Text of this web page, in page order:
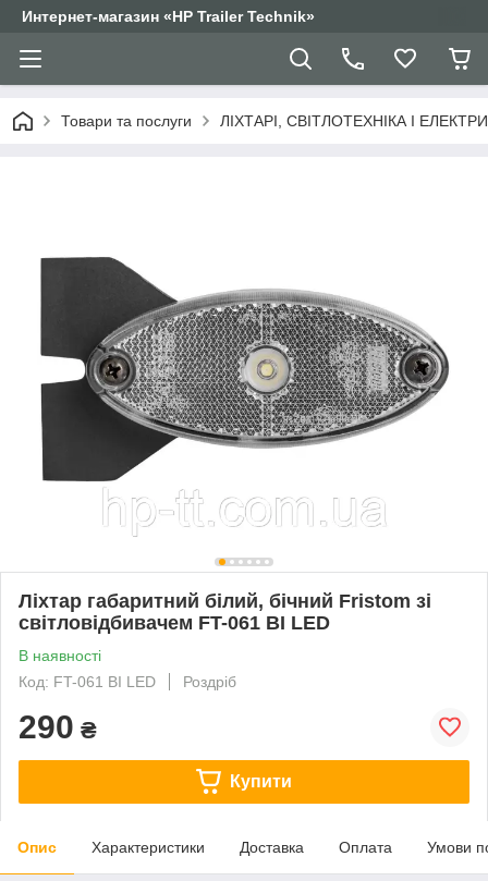
Интернет-магазин «HP Trailer Technik»
Товари та послуги ЛІХТАРІ, СВІТЛОТЕХНІКА І
Ліхтар габаритний білий, бічний Fristom зі
світловідбивачем FT-061 BI LED
В наявності
Код: FT-061 BI LED
Роздріб
290 ₴
Купити
Опис Характеристики Доставка Оплата Умови